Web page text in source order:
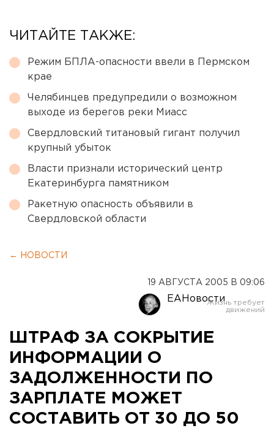
ЧИТАЙТЕ ТАКЖЕ:
Режим БПЛА-опасности ввели в Пермском
крае
Челябинцев предупредили о возможном
выходе из берегов реки Миасс
Свердловский титановый гигант получил
крупный убыток
Власти признали исторический центр
Екатеринбурга памятником
Ракетную опасность объявили в
Свердловской области
← НОВОСТИ
19 АВГУСТА 2005 В 09:06
ЕАНовости
ШТРАФ ЗА СОКРЫТИЕ
ИНФОРМАЦИИ О
ЗАДОЛЖЕННОСТИ ПО
ЗАРПЛАТЕ МОЖЕТ
СОСТАВИТЬ ОТ 30 ДО 50